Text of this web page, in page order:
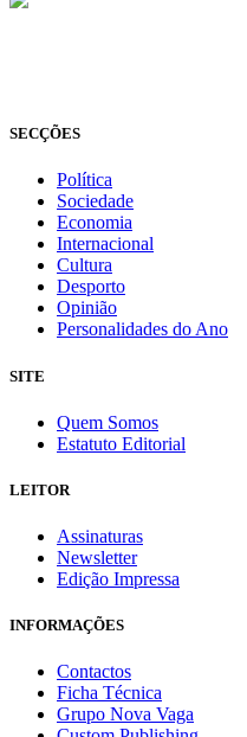
SECÇÕES
Política
Sociedade
Economia
Internacional
Cultura
Desporto
Opinião
Personalidades do Ano
SITE
Quem Somos
Estatuto Editorial
LEITOR
Assinaturas
Newsletter
Edição Impressa
INFORMAÇÕES
Contactos
Ficha Técnica
Grupo Nova Vaga